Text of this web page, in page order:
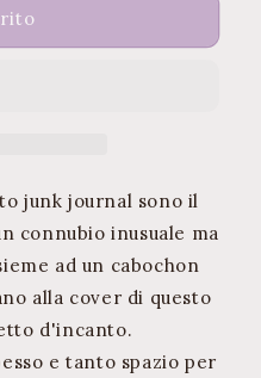
junk journal sono il
connubio inusuale ma
ad un cabochon
alla cover di questo
d'incanto.
e tanto spazio per